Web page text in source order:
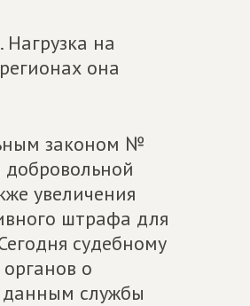
на
она
законом №
увеличения
штрафа для
судебному
о
данным службы